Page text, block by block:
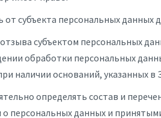
от субъекта персональных
отзыва субъектом персональных
обработки персональных
наличии оснований, указанных
определять состав и
персональных данных и